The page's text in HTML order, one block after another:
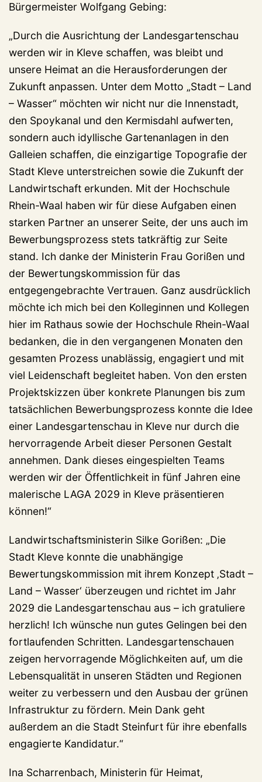
Bürgermeister Wolfgang Gebing:
„Durch die Ausrichtung der Landesgartenschau
werden wir in Kleve schaffen, was bleibt und
unsere Heimat an die Herausforderungen der
Zukunft anpassen. Unter dem Motto „Stadt – Land
– Wasser“ möchten wir nicht nur die Innenstadt,
den Spoykanal und den Kermisdahl aufwerten,
sondern auch idyllische Gartenanlagen in den
Galleien schaffen, die einzigartige Topografie der
Stadt Kleve unterstreichen sowie die Zukunft der
Landwirtschaft erkunden. Mit der Hochschule
Rhein-Waal haben wir für diese Aufgaben einen
starken Partner an unserer Seite, der uns auch im
Bewerbungsprozess stets tatkräftig zur Seite
stand. Ich danke der Ministerin Frau Gorißen und
der Bewertungskommission für das
entgegengebrachte Vertrauen. Ganz ausdrücklich
möchte ich mich bei den Kolleginnen und Kollegen
hier im Rathaus sowie der Hochschule Rhein-Waal
bedanken, die in den vergangenen Monaten den
gesamten Prozess unablässig, engagiert und mit
viel Leidenschaft begleitet haben. Von den ersten
Projektskizzen über konkrete Planungen bis zum
tatsächlichen Bewerbungsprozess konnte die Idee
einer Landesgartenschau in Kleve nur durch die
hervorragende Arbeit dieser Personen Gestalt
annehmen. Dank dieses eingespielten Teams
werden wir der Öffentlichkeit in fünf Jahren eine
malerische LAGA 2029 in Kleve präsentieren
können!“
Landwirtschaftsministerin Silke Gorißen: „Die
Stadt Kleve konnte die unabhängige
Bewertungskommission mit ihrem Konzept ‚Stadt –
Land – Wasser‘ überzeugen und richtet im Jahr
2029 die Landesgartenschau aus – ich gratuliere
herzlich! Ich wünsche nun gutes Gelingen bei den
fortlaufenden Schritten. Landesgartenschauen
zeigen hervorragende Möglichkeiten auf, um die
Lebensqualität in unseren Städten und Regionen
weiter zu verbessern und den Ausbau der grünen
Infrastruktur zu fördern. Mein Dank geht
außerdem an die Stadt Steinfurt für ihre ebenfalls
engagierte Kandidatur.“
Ina Scharrenbach, Ministerin für Heimat,